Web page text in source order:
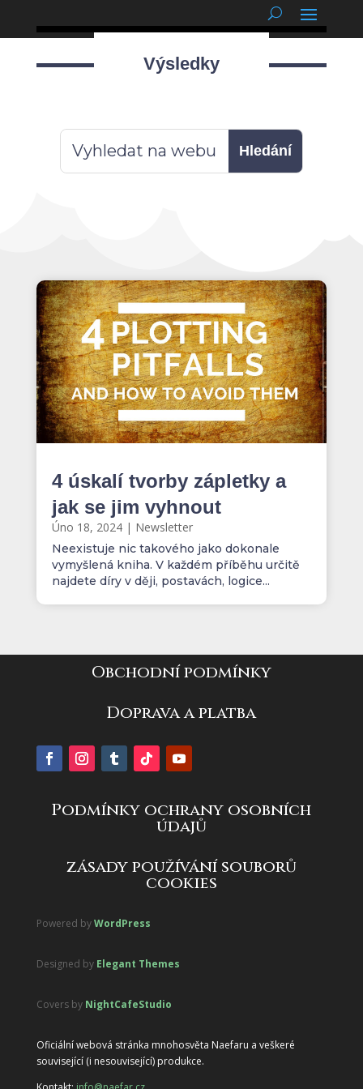
Výsledky
4 úskalí tvorby zápletky a
jak se jim vyhnout
Úno 18, 2024| Newsletter
Neexistuje nic takového jako dokonale
vymyšlená kniha. V každém příběhu určitě
najdete díry v ději, postavách, logice...
Obchodní podmínky
Doprava a platba
Podmínky ochrany osobních
údajů
zásady používání souborů
cookies
Powered byWordPress
Designed by Elegant Themes
Covers by NightCafeStudio
Oficiální webová stránka mnohosvěta Naefaru a veškeré
související (i nesouvisející) produkce.